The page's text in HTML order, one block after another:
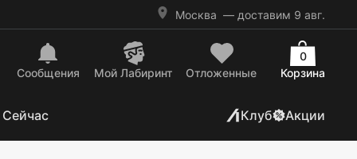
Москва — доставим 9 авг.
Сообщения Mой Лабиринт Отложенные Корзина
0
Клуб Акции